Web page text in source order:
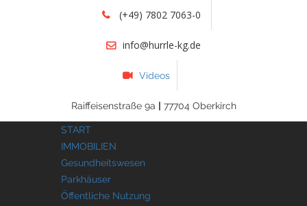
(+49) 7802 7063-0
info@hurrle-kg.de
Videos
Raiffeisenstraße 9a | 77704 Oberkirch
START
IMMOBILIEN
Gesundheitswesen
Parkhäuser
Öffentliche Nutzung